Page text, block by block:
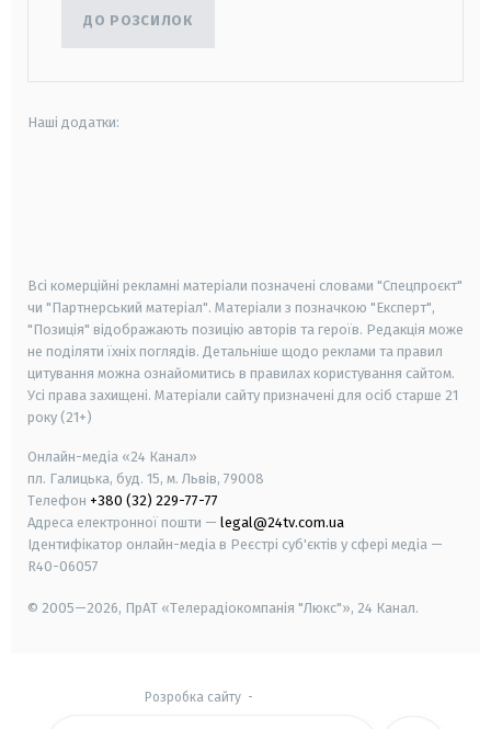
ДО РОЗСИЛОК
Наші додатки:
Всі комерційні рекламні матеріали позначені словами "Спецпроєкт"
чи "Партнерський матеріал". Матеріали з позначкою "Експерт",
"Позиція" відображають позицію авторів та героїв. Редакція може
не поділяти їхніх поглядів. Детальніше щодо реклами та правил
цитування можна ознайомитись в правилах користування сайтом.
Усі права захищені. Матеріали сайту призначені для осіб старше 21
року (21+)
Онлайн-медіа «24 Канал»
пл. Галицька, буд. 15, м. Львів, 79008
Телефон +380 (32) 229-77-77
Адреса електронної пошти — legal@24tv.com.ua
Ідентифікатор онлайн-медіа в Реєстрі суб'єктів у сфері медіа —
R40-06057
© 2005—2026, ПрАТ «Телерадіокомпанія "Люкс"», 24 Канал.
Розробка сайту-